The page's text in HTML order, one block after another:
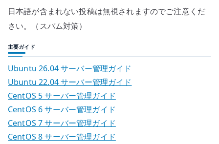
日本語が含まれない投稿は無視されますのでご注意くだ
さい。（スパム対策）
主要ガイド
Ubuntu 26.04 サーバー管理ガイド
Ubuntu 22.04 サーバー管理ガイド
CentOS 5 サーバー管理ガイド
CentOS 6 サーバー管理ガイド
CentOS 7 サーバー管理ガイド
CentOS 8 サーバー管理ガイド